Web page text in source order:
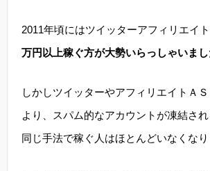
2011年頃にはツイッターアフィリエイト
万円以上稼ぐ方が大勢いらっしゃいまし
しかしツイッターやアフィリエイトＡ
より、スパム的なアカウントが凍結され
同じ手法で稼ぐ人はほとんどいなくなり